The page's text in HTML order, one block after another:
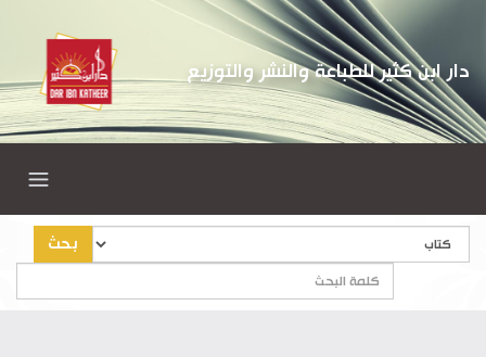
دار ابن كثير للطباعة والنشر والتوزيع
بحث